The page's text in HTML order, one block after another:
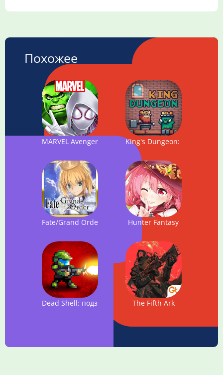
Похожее
MARVEL Avengers AcademyKing's Dungeon: Pigs attack
Fate/Grand Order Hunter Fantasy
Dead Shell: подземелья мертвыхThe Fifth Ark